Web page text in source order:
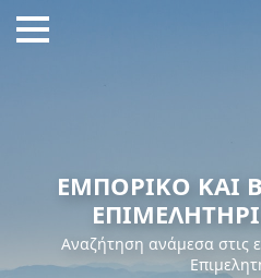
ΕΜΠΟΡΙΚΟ ΚΑΙ
Αναζήτηση ανάμεσα στις